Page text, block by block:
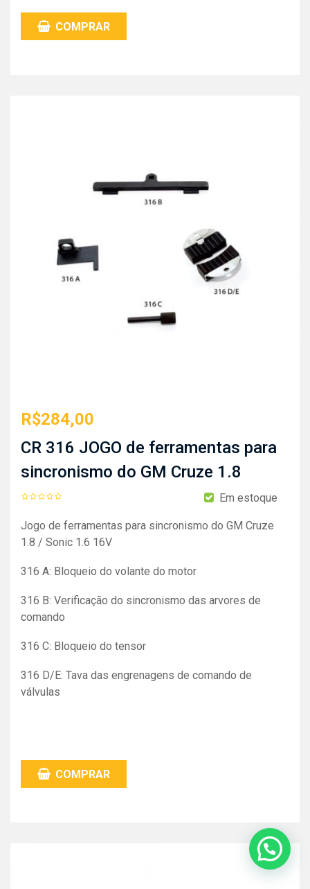
COMPRAR
R$284,00
CR 316 JOGO de ferramentas para
sincronismo do GM Cruze 1.8
Em estoque
Jogo de ferramentas para sincronismo do GM Cruze
1.8 / Sonic 1.6 16V
316 A: Bloqueio do volante do motor
316 B: Verificação do sincronismo das arvores de
comando
316 C: Bloqueio do tensor
316 D/E: Tava das engrenagens de comando de
válvulas
COMPRAR